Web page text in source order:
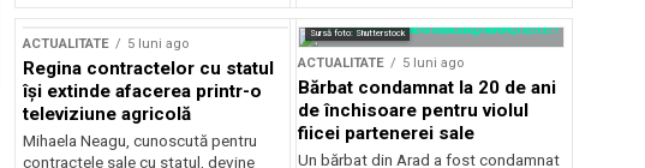
ACTUALITATE 5 luni ago
Regina contractelor cu statul
își extinde afacerea printr-o
televiziune agricolă
Mihaela Neagu, cunoscută pentru
contractele sale cu statul, devine
Sursă foto: Shutterstock
ACTUALITATE 5 luni ago
Bărbat condamnat la 20 de ani
de închisoare pentru violul
fiicei partenerei sale
Un bărbat din Arad a fost condamnat